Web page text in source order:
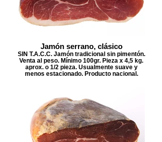
Jamón serrano, clásico
SIN T.A.C.C. Jamón tradicional sin pimentón.
Venta al peso. Mínimo 100gr. Pieza x 4,5 kg.
aprox. o 1/2 pieza. Usualmente suave y
menos estacionado. Producto nacional.